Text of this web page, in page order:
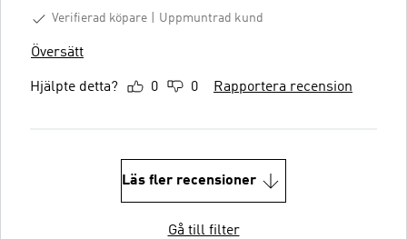
Verifierad köpare
Uppmuntrad kund
Översätt
Hjälpte detta? 0 0 Rapportera recension
Läs fler recensioner
Gå till filter